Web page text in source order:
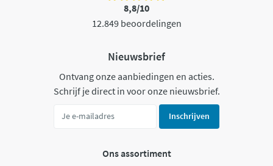
8,8/10
12.849 beoordelingen
Nieuwsbrief
Ontvang onze aanbiedingen en acties.
Schrijf je direct in voor onze nieuwsbrief.
Inschrijven
Ons assortiment